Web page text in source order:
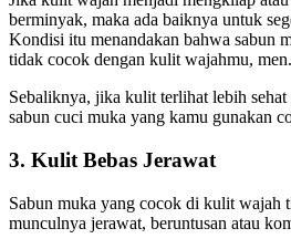
berminyak, maka ada baiknya untuk
Kondisi itu menandakan bahwa sabun
tidak cocok dengan kulit wajahmu, men.
Sebaliknya, jika kulit terlihat lebih sehat
sabun cuci muka yang kamu gunakan
3. Kulit Bebas Jerawat
Sabun muka yang cocok di kulit wajah
munculnya jerawat, beruntusan atau